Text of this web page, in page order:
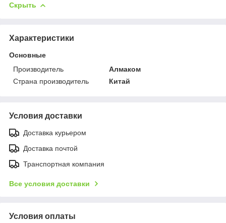
Скрыть
Характеристики
Основные
Производитель
Алмаком
Страна производитель
Китай
Условия доставки
Доставка курьером
Доставка почтой
Транспортная компания
Все условия доставки
Условия оплаты